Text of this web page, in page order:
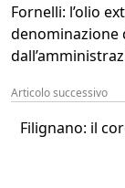
Fornelli: l’olio
denominazione
Articolo successivo
Filignano: il